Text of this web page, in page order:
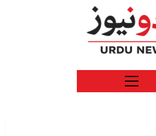
Primary